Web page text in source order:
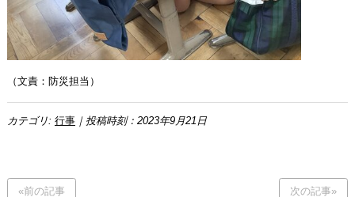
（文責：防災担当）
カテゴリ: 行事｜投稿時刻：2023年9月21日
«前の記事 次の記事»